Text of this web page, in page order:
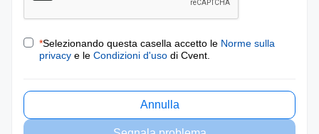
*Selezionando questa casella accetto le Norme sulla
privacy e le Condizioni d'uso di Cvent.
Annulla